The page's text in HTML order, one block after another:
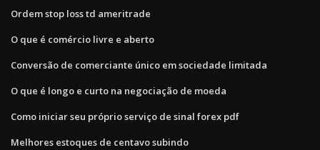
Ordem stop loss td ameritrade
O que é comércio livre e aberto
Conversão de comerciante único em sociedade limitada
O que é longo e curto na negociação de moeda
Como iniciar seu próprio serviço de sinal forex pdf
Melhores estoques de centavo subindo